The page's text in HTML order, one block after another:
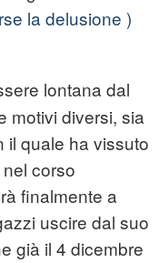
la delusione )
lontana dal
motivi diversi, sia
il quale ha vissuto
corso
finalmente a
uscire dal suo
già il 4 dicembre